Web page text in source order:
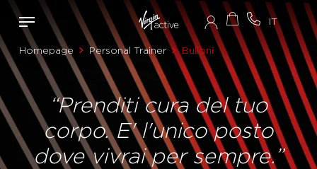
Homepage Personal Trainer Bulloni
“Prenditi cura del tuo
corpo. E' l'unico posto
dove vivrai per sempre.”